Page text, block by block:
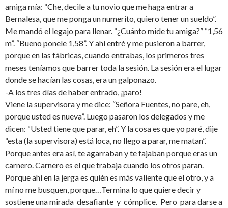
amiga mía: “Che, decile a tu novio que me haga entrar a
Bernalesa, que me ponga un numerito, quiero tener un sueldo”.
Me mandó el legajo para llenar. “¿Cuánto mide tu amiga?” “1,56
m”. “Bueno ponele 1,58”. Y ahí entré y me pusieron a barrer,
porque en las fábricas, cuando entrabas, los primeros tres
meses teníamos que barrer toda la sesión. La sesión era el lugar
donde se hacían las cosas, era un galponazo.
-A los tres días de haber entrado, ¡paro!
Viene la supervisora y me dice: “Señora Fuentes, no pare, eh,
porque usted es nueva”. Luego pasaron los delegados y me
dicen: “Usted tiene que parar, eh”. Y la cosa es que yo paré, dije
“esta (la supervisora) está loca, no llego a parar, me matan”.
Porque antes era así, te agarraban y te fajaban porque eras un
carnero. Carnero es el que trabaja cuando los otros paran.
Porque ahí en la jerga es quién es más valiente que el otro, y a
mí no me busquen, porque…Termina lo que quiere decir y
sostiene una mirada desafiante y cómplice. Pero para darse a